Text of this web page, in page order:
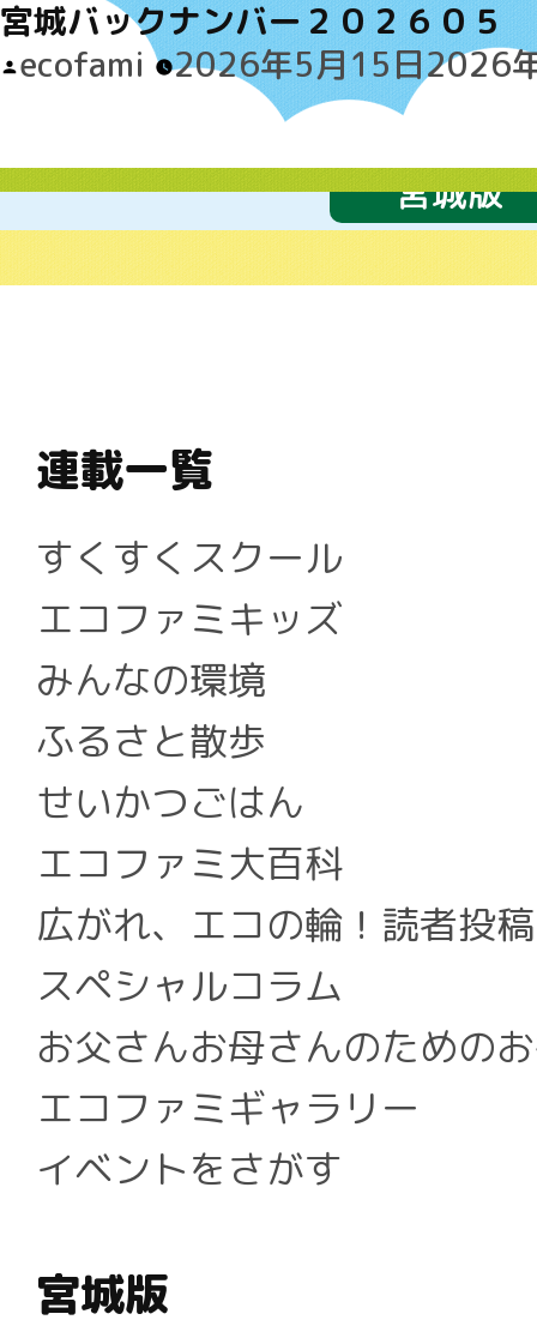
宮城版
宮城バックナンバー２０２６０５
Posted
ecofami 2026年5月15日2026
連載一覧
すくすくスクール
エコファミキッズ
みんなの環境
ふるさと散歩
せいかつごはん
エコファミ大百科
広がれ、エコの輪！読者投
スペシャルコラム
お父さんお母さんのための
エコファミギャラリー
イベントをさがす
宮城版